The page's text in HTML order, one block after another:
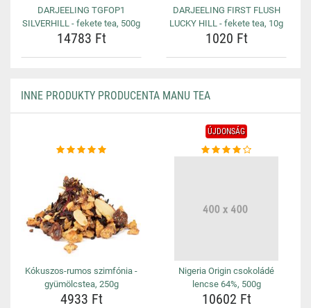
DARJEELING TGFOP1
SILVERHILL - fekete tea, 500g
14783 Ft
DARJEELING FIRST FLUSH
LUCKY HILL - fekete tea, 10g
1020 Ft
INNE PRODUKTY PRODUCENTA MANU TEA
Kókuszos-rumos szimfónia -
gyümölcstea, 250g
4933 Ft
ÚJDONSÁG
Nigeria Origin csokoládé
lencse 64%, 500g
10602 Ft